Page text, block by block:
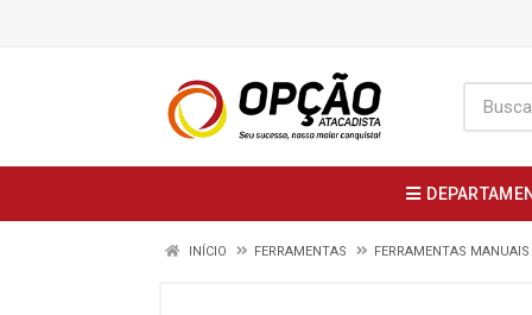
INÍCIO FERRAMENTAS FERRAMENTAS MANUAIS